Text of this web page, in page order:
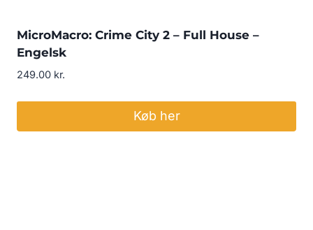
MicroMacro: Crime City 2 – Full House –
Engelsk
249.00 kr.
Køb her